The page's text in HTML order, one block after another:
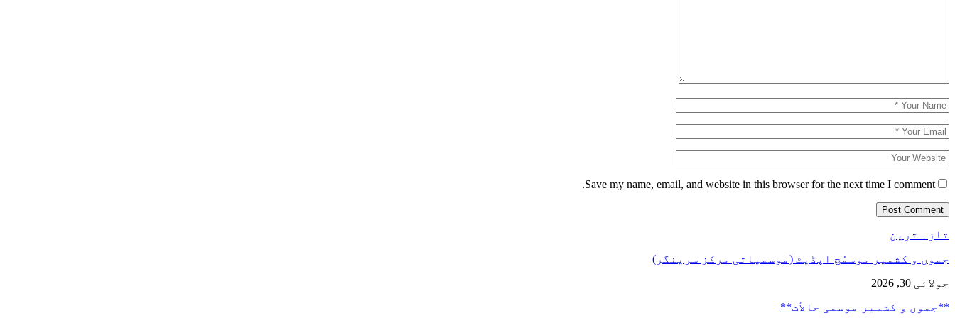
Save my name, email, and website in this browser for the next time I comment.
تازہ ترین
جموں و کشمیر موسمُچ اپڈیٹ (موسمیاتی مرکز سرینگر)
جولائی 30, 2026
**جموں و كشمیر موسمی حالأت**